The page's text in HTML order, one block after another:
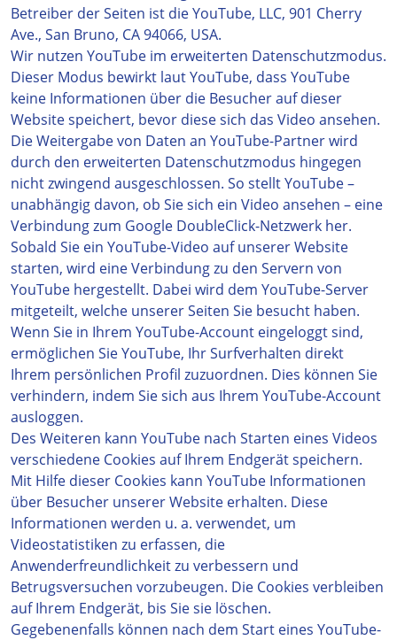
Betreiber der Seiten ist die YouTube, LLC, 901 Cherry
Ave., San Bruno, CA 94066, USA.
Wir nutzen YouTube im erweiterten Datenschutzmodus.
Dieser Modus bewirkt laut YouTube, dass YouTube
keine Informationen über die Besucher auf dieser
Website speichert, bevor diese sich das Video ansehen.
Die Weitergabe von Daten an YouTube-Partner wird
durch den erweiterten Datenschutzmodus hingegen
nicht zwingend ausgeschlossen. So stellt YouTube –
unabhängig davon, ob Sie sich ein Video ansehen – eine
Verbindung zum Google DoubleClick-Netzwerk her.
Sobald Sie ein YouTube-Video auf unserer Website
starten, wird eine Verbindung zu den Servern von
YouTube hergestellt. Dabei wird dem YouTube-Server
mitgeteilt, welche unserer Seiten Sie besucht haben.
Wenn Sie in Ihrem YouTube-Account eingeloggt sind,
ermöglichen Sie YouTube, Ihr Surfverhalten direkt
Ihrem persönlichen Profil zuzuordnen. Dies können Sie
verhindern, indem Sie sich aus Ihrem YouTube-Account
ausloggen.
Des Weiteren kann YouTube nach Starten eines Videos
verschiedene Cookies auf Ihrem Endgerät speichern.
Mit Hilfe dieser Cookies kann YouTube Informationen
über Besucher unserer Website erhalten. Diese
Informationen werden u. a. verwendet, um
Videostatistiken zu erfassen, die
Anwenderfreundlichkeit zu verbessern und
Betrugsversuchen vorzubeugen. Die Cookies verbleiben
auf Ihrem Endgerät, bis Sie sie löschen.
Gegebenenfalls können nach dem Start eines YouTube-